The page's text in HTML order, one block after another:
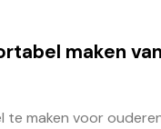
maken
maken voor